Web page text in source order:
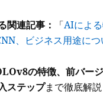
関連記事： 「AIによ
、ビジネス用途に
の特徴、前バー
ステップまで徹底解説